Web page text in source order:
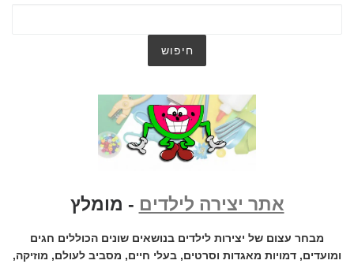
אתר יצירה לילדים - מומלץ
מבחר עצום של יצירות לילדים בנושאים שונים הכוללים חגים
ומועדים, דמויות מאגדות וסרטים, בעלי חיים, מסביב לעולם, מוזיקה,